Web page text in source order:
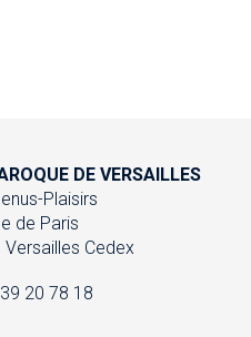
DE VERSAILLES
Plaisirs
de Paris
Cedex
20 78 18